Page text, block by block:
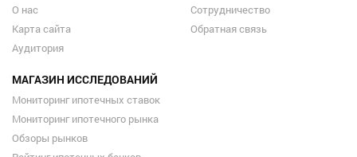
О нас
Карта сайта
Аудитория
Сотрудничество
Обратная связь
МАГАЗИН ИССЛЕДОВАНИЙ
Мониторинг ипотечных ставок
Мониторинг ипотечного рынка
Обзоры рынков